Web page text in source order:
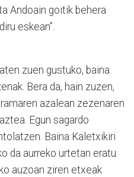
Andoain goitik behera
eskean”.
zuen gustuko, baina
Bera da, hain zuzen,
azalean zezenaren
Egun sagardo
Baina Kaletxikiri
da aurreko urtetan eratu
auzoan ziren etxeak